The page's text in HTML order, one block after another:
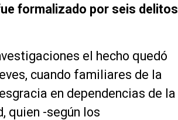
formalizado por seis delitos
el hecho quedó
cuando familiares de la
en dependencias de la
quien -según los